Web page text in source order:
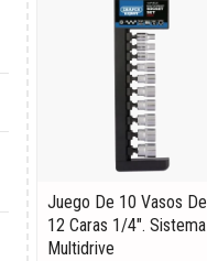
Juego De 10 Vasos De
12 Caras 1/4". Sistema
Multidrive